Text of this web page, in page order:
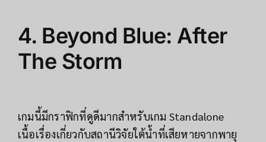
4. Beyond Blue: After
The Storm
เกมนี้มีกราฟิกที่ดูดีมากสำหรับเกม Standalone
เนื้อเรื่องเกี่ยวกับสถานีวิจัยใต้น้ำที่เสียหายจากพายุ